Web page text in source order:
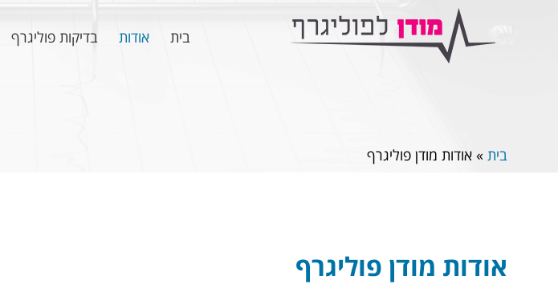
בית אודות בדיקות פוליגרף
בית » אודות מודן פוליגרף
אודות מודן פוליגרף